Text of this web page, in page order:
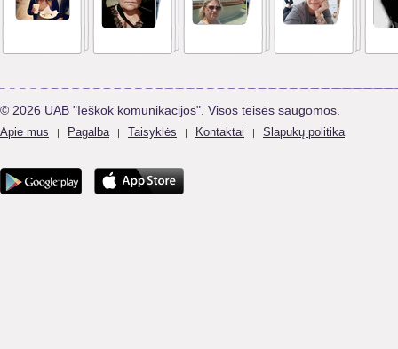
© 2026 UAB "Ieškok komunikacijos". Visos teisės saugomos.
Apie mus | Pagalba | Taisyklės | Kontaktai | Slapukų politika